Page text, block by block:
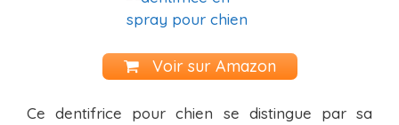
Voir sur Amazon
Ce dentifrice pour chien se distingue par sa